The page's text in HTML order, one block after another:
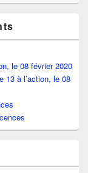
le 08 février 2020
13 à l’action, le 08